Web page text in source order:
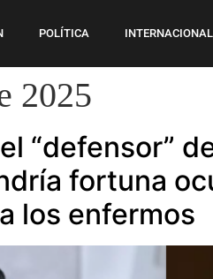
POLÍTICA INTERNACIONAL
2025
“defensor”
fortuna
los enfermos